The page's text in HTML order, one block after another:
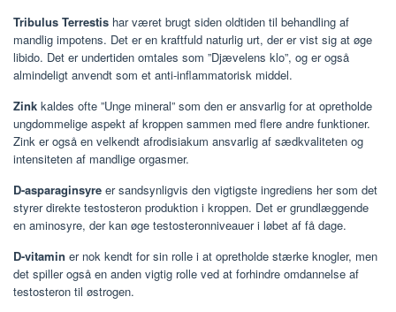
Tribulus Terrestis har været brugt siden oldtiden til behandling af
mandlig impotens. Det er en kraftfuld naturlig urt, der er vist sig at øge
libido. Det er undertiden omtales som ”Djævelens klo”, og er også
almindeligt anvendt som et anti-inflammatorisk middel.
Zink kaldes ofte ”Unge mineral” som den er ansvarlig for at opretholde
ungdommelige aspekt af kroppen sammen med flere andre funktioner.
Zink er også en velkendt afrodisiakum ansvarlig af sædkvaliteten og
intensiteten af mandlige orgasmer.
D-asparaginsyre er sandsynligvis den vigtigste ingrediens her som det
styrer direkte testosteron produktion i kroppen. Det er grundlæggende
en aminosyre, der kan øge testosteronniveauer i løbet af få dage.
D-vitamin er nok kendt for sin rolle i at opretholde stærke knogler, men
det spiller også en anden vigtig rolle ved at forhindre omdannelse af
testosteron til østrogen.